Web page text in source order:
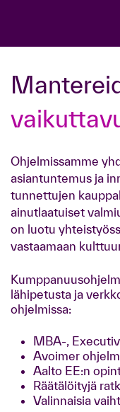
Ohjelmissamme
asiantuntemus ja
tunnettujen
ainutlaatuiset
on luotu
vastaamaan
lähipetusta ja
ohjelmissa:
MBA-,
Avoimer
Aalto EE:n
Räätälöityjä
Valinnaisia